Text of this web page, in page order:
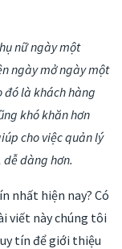
nữ ngày một
ngày mở ngày một
đó là khách hàng
khó khăn hơn
cho việc quản lý
dễ dàng hơn.
nhất hiện nay? Có
viết này chúng tôi
uy tín để giới thiệu